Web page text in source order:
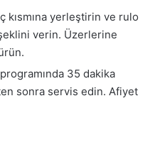
kısmına yerleştirin ve rulo
verin. Üzerlerine
35 dakika
sonra servis edin. Afiyet